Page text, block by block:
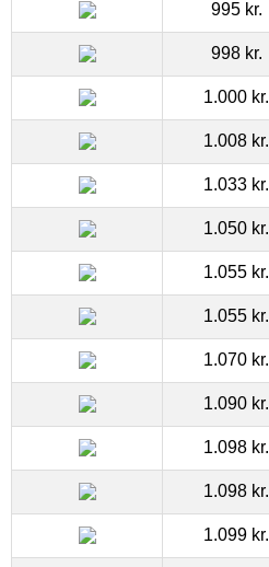
995 kr.
998 kr.
1.000 kr.
1.008 kr.
1.033 kr.
1.050 kr.
1.055 kr.
1.055 kr.
1.070 kr.
1.090 kr.
1.098 kr.
1.098 kr.
1.099 kr.